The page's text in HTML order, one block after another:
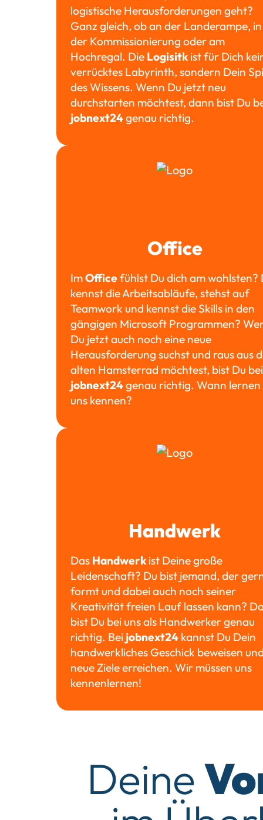
logistische Herausforderungen geht?
Ganz gleich, ob an der Landerampe, in
der Kommissionierung oder am
Hochregal. Die Logisitkist für Dich
verrücktes Labyrinth, sondern Dein
des Wissens. Wenn Du jetzt neu
durchstarten möchtest, dann bist Du
jobnext24genau richtig.
Office
ImOffice fühlst Du dich am wohlsten?
kennst die Arbeitsabläufe, stehst auf
Teamwork und kennst die Skills in den
gängigen Microsoft Programmen?
Du jetzt auch noch eine neue
Herausforderung suchst und raus aus
alten Hamsterrad möchtest, bist Du bei
jobnext24genau richtig. Wann
uns kennen?
Handwerk
Das Handwerkist Deine große
Leidenschaft? Du bist jemand, der
formt und dabei auch noch seiner
Kreativität freien Lauf lassen kann?
bist Du bei uns als Handwerker genau
richtig. Bei jobnext24 kannst Du Dein
handwerkliches Geschick beweisen
neue Ziele erreichen. Wir müssen uns
kennenlernen!
Deine